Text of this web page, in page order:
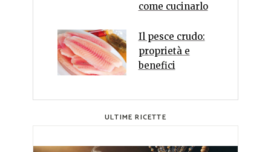
come cucinarlo
Il pesce crudo:
proprietà e
benefici
ULTIME RICETTE